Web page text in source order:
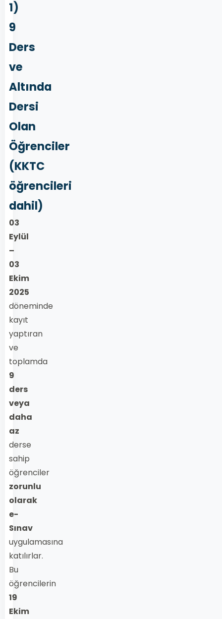
1)
9
Ders
ve
Altında
Dersi
Olan
Öğrenciler
(KKTC
öğrencileri
dahil)
03
Eylül
–
03
Ekim
2025
döneminde
kayıt
yaptıran
ve
toplamda
9
ders
veya
daha
az
derse
sahip
öğrenciler
zorunlu
olarak
e-
Sınav
uygulamasına
katılırlar.
Bu
öğrencilerin
19
Ekim